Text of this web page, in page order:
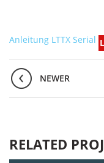
Anleitung LTTX Serial
NEWER
RELATED